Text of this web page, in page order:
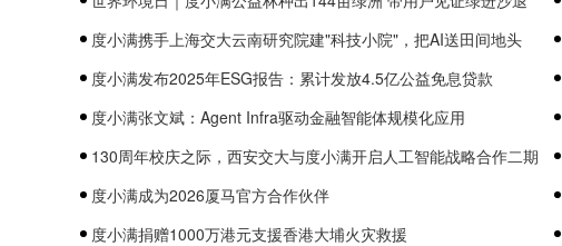
度小满携手上海交大云南研究院建"科技小院"，把AI送田间地头
度小满发布2025年ESG报告：累计发放4.5亿公益免息贷款
度小满张文斌：Agent Infra驱动金融智能体规模化应用
130周年校庆之际，西安交大与度小满开启人工智能战略合作二期
度小满成为2026厦马官方合作伙伴
度小满捐赠1000万港元支援香港大埔火灾救援